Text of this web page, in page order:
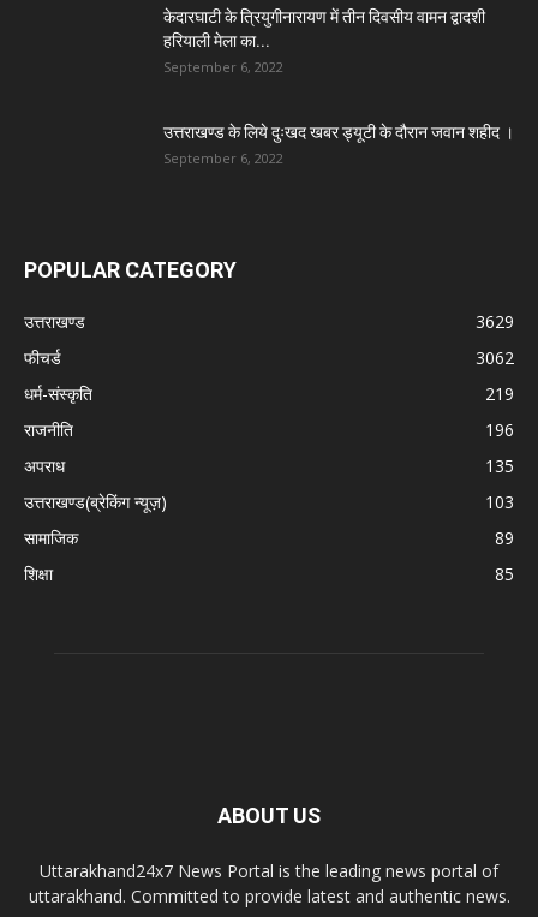
केदारघाटी के त्रियुगीनारायण में तीन दिवसीय वामन द्वादशी
हरियाली मेला का...
September 6, 2022
उत्तराखण्ड के लिये दुःखद खबर ड्यूटी के दौरान जवान शहीद ।
September 6, 2022
POPULAR CATEGORY
उत्तराखण्ड
3629
फीचर्ड
3062
धर्म-संस्कृति
219
राजनीति
196
अपराध
135
उत्तराखण्ड(ब्रेकिंग न्यूज़)
103
सामाजिक
89
शिक्षा
85
ABOUT US
Uttarakhand24x7 News Portal is the leading news portal of
uttarakhand. Committed to provide latest and authentic news.